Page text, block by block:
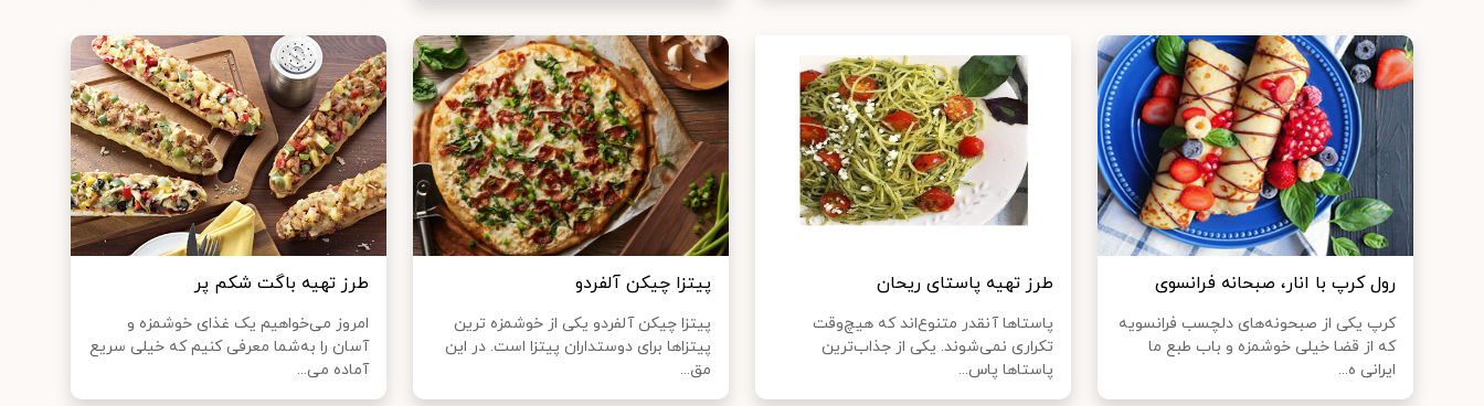
رول کرپ با انار، صبحانه فرانسوی
کرپ یکی از صبحونه‌های دلچسب فرانسویه
که از قضا خیلی خوشمزه و باب طبع ما
ایرانی ه...
طرز تهیه پاستای ریحان
پاستاها آنقدر متنوع‌اند که هیچ‌وقت
تکراری نمی‌شوند. یکی از جذاب‌ترین
پاستاها پاس...
پیتزا چیکن آلفردو
پیتزا چیکن آلفردو یکی از خوشمزه ترین
پیتزاها برای دوستداران پیتزا است. در این
مق...
طرز تهیه باگت شکم‌ پر
امروز می‌خواهیم یک غذای خوشمزه و
آسان را به‌شما معرفی کنیم که خیلی سریع
آماده می...